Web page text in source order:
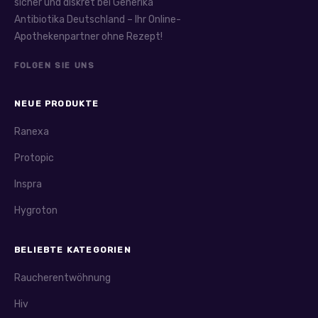
Finasterid und tragen dazu bei, das Wachstum der
Prostata zu hemmen oder zu verkleinern. Beide
Präparate verbessern die Harnflussraten spürbar und
werden oft langfristig eingesetzt. Nebenwirkungen sind
hauptsächlich zur Behandlung von Prostatakrebs
eingesetzt. Es wirkt als Antiandrogen und blockiert die
der Regel unter ärztlicher Aufsicht eingenommen.
Männergesundheit. Cialis, Viagra, Levitra und ihre
sicher und diskret bei Generika
Antibiotika Deutschland – Ihr Online-
Apothekenpartner ohne Rezept!
FOLGEN SIE UNS
NEUE PRODUKTE
Ranexa
Protopic
Inspra
Hygroton
BELIEBTE KATEGORIEN
Raucherentwöhnung
Hiv